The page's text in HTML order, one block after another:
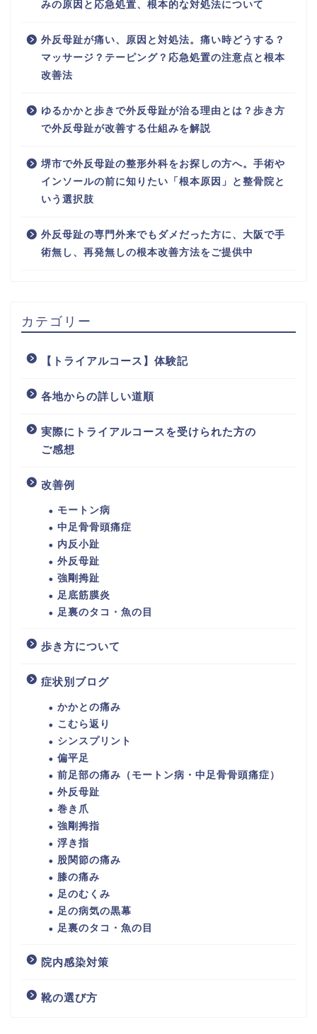
みの原因と応急処置、根本的な対処法について
外反母趾が痛い、原因と対処法。痛い時どうする？
マッサージ？テーピング？応急処置の注意点と根本
改善法
ゆるかかと歩きで外反母趾が治る理由とは？歩き方
で外反母趾が改善する仕組みを解説
堺市で外反母趾の整形外科をお探しの方へ。手術や
インソールの前に知りたい「根本原因」と整骨院と
いう選択肢
外反母趾の専門外来でもダメだった方に、大阪で手
術無し、再発無しの根本改善方法をご提供中
カテゴリー
【トライアルコース】体験記
各地からの詳しい道順
実際にトライアルコースを受けられた方の
ご感想
改善例
モートン病
中足骨骨頭痛症
内反小趾
外反母趾
強剛拇趾
足底筋膜炎
足裏のタコ・魚の目
歩き方について
症状別ブログ
かかとの痛み
こむら返り
シンスプリント
偏平足
前足部の痛み（モートン病・中足骨骨頭痛症）
外反母趾
巻き爪
強剛拇指
浮き指
股関節の痛み
膝の痛み
足のむくみ
足の病気の黒幕
足裏のタコ・魚の目
院内感染対策
靴の選び方